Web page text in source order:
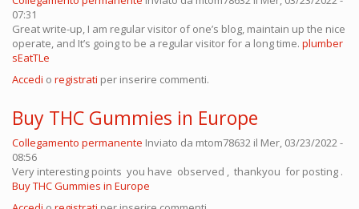
07:31
Great write-up, I am regular visitor of one’s blog, maintain up the nice
operate, and It’s going to be a regular visitor for a long time. plumber
sEatTLe
Accedi o registrati per inserire commenti.
Buy THC Gummies in Europe
Collegamento permanente Inviato da mtom78632 il Mer, 03/23/2022 -
08:56
Very interesting points you have observed , thankyou for posting .
Buy THC Gummies in Europe